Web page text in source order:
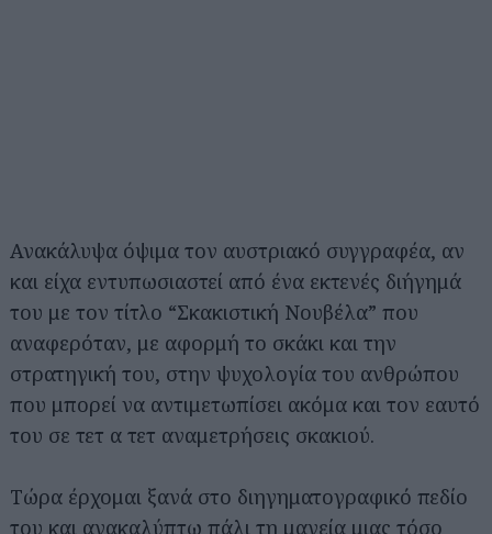
Ανακάλυψα όψιμα τον αυστριακό συγγραφέα, αν
και είχα εντυπωσιαστεί από ένα εκτενές διήγημά
του με τον τίτλο “Σκακιστική Νουβέλα” που
αναφερόταν, με αφορμή το σκάκι και την
στρατηγική του, στην ψυχολογία του ανθρώπου
που μπορεί να αντιμετωπίσει ακόμα και τον εαυτό
του σε τετ α τετ αναμετρήσεις σκακιού.
Τώρα έρχομαι ξανά στο διηγηματογραφικό πεδίο
του και ανακαλύπτω πάλι τη μαγεία μιας τόσο